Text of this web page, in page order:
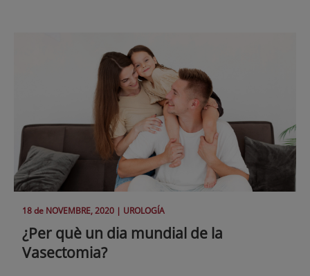
18 de NOVEMBRE, 2020 | UROLOGÍA
¿Per què un dia mundial de la
Vasectomia?